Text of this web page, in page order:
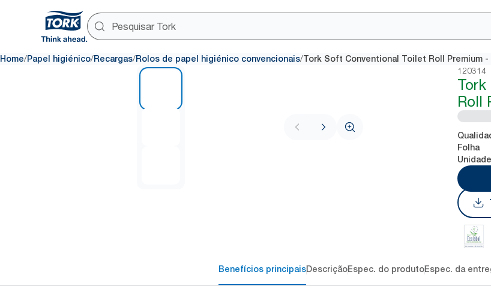
Home/Papel higiénico/Recargas/Rolos de papel higiénico convencionais/Tork Soft Conventional Toilet Roll Premium -
120314
Roll
Folha
Benefícios principaisDescriçãoEspec. do produtoEspec. da